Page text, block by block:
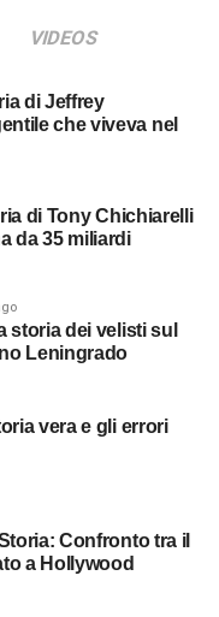
VIDEOS
che viveva nel
da 35 miliardi
Leningrado
a Hollywood